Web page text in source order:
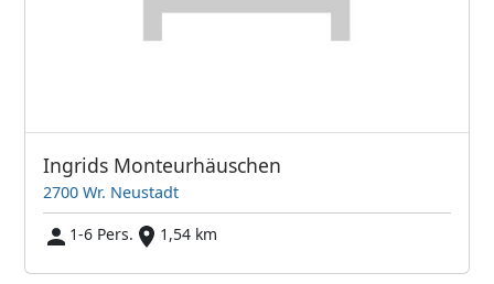
Ingrids Monteurhäuschen
2700 Wr. Neustadt
1-6 Pers.
1,54 km